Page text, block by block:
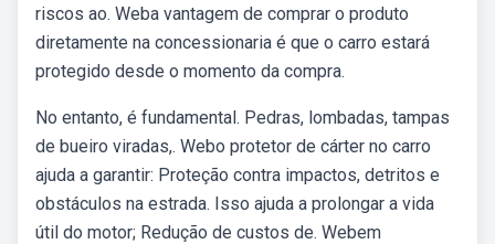
riscos ao. Weba vantagem de comprar o produto
diretamente na concessionaria é que o carro estará
protegido desde o momento da compra.
No entanto, é fundamental. Pedras, lombadas, tampas
de bueiro viradas,. Webo protetor de cárter no carro
ajuda a garantir: Proteção contra impactos, detritos e
obstáculos na estrada. Isso ajuda a prolongar a vida
útil do motor; Redução de custos de. Webem